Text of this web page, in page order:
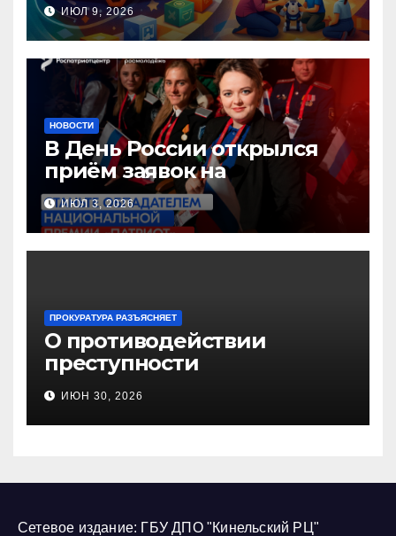
педагогов дошкольного
образования!
ИЮЛ 9, 2026
НОВОСТИ
В День России открылся
приём заявок на
Национальную премию
«Патриот»
ИЮЛ 3, 2026
ПРОКУРАТУРА РАЗЪЯСНЯЕТ
О противодействии
преступности
несовершеннолетних и
нарушению их прав
ИЮН 30, 2026
Сетевое издание: ГБУ ДПО "Кинельский РЦ"